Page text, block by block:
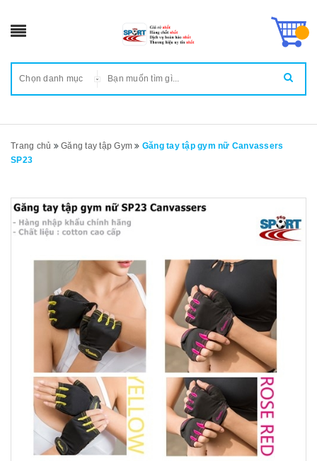
Chọn danh mục
Trang chủ Găng tay tập Gym
Găng tay tập gym nữ Canvassers
SP23